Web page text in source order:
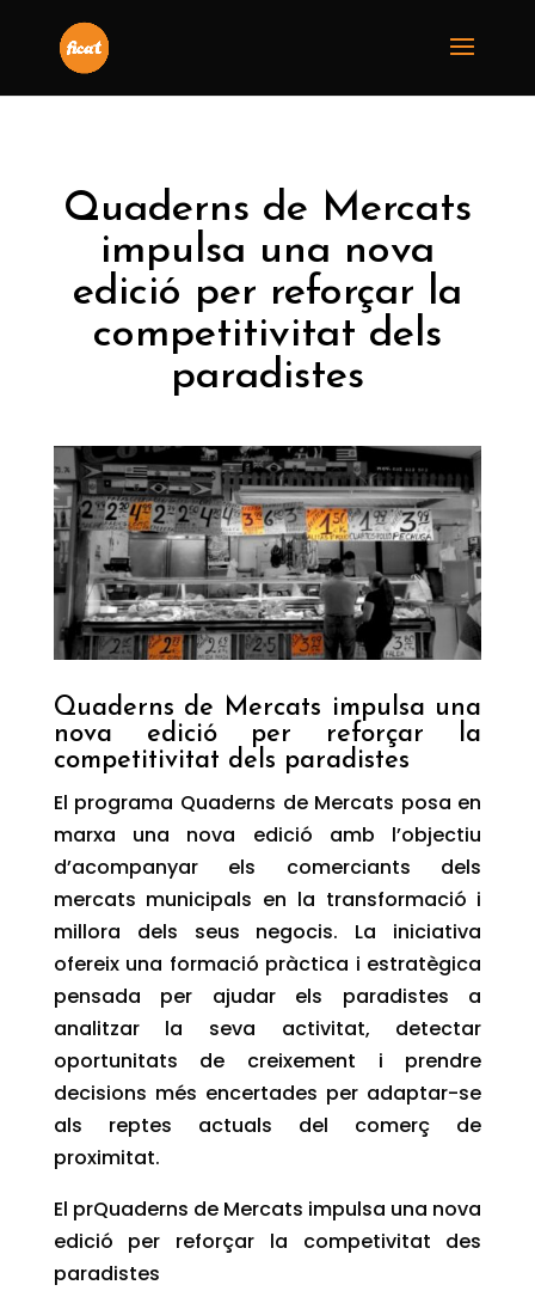
Quaderns de Mercats
impulsa una nova
edició per reforçar la
competitivitat dels
paradistes
Quaderns de Mercats impulsa una
nova edició per reforçar la
competitivitat dels paradistes
El programa Quaderns de Mercats posa en
marxa una nova edició amb l’objectiu
d’acompanyar els comerciants dels
mercats municipals en la transformació i
millora dels seus negocis. La iniciativa
ofereix una formació pràctica i estratègica
pensada per ajudar els paradistes a
analitzar la seva activitat, detectar
oportunitats de creixement i prendre
decisions més encertades per adaptar-se
als reptes actuals del comerç de
proximitat.
El prQuaderns de Mercats impulsa una nova
edició per reforçar la competivitat des
paradistes